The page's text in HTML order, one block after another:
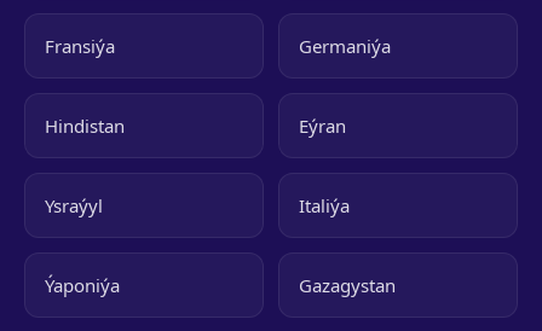
Fransiýa Germaniýa
Hindistan Eýran
Ysraýyl Italiýa
Ýaponiýa Gazagystan